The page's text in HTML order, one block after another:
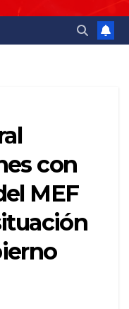
con
MEF